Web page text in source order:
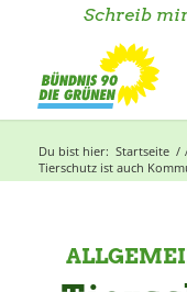
Schreib
Du bist hier: Startseite /
Tierschutz ist auch